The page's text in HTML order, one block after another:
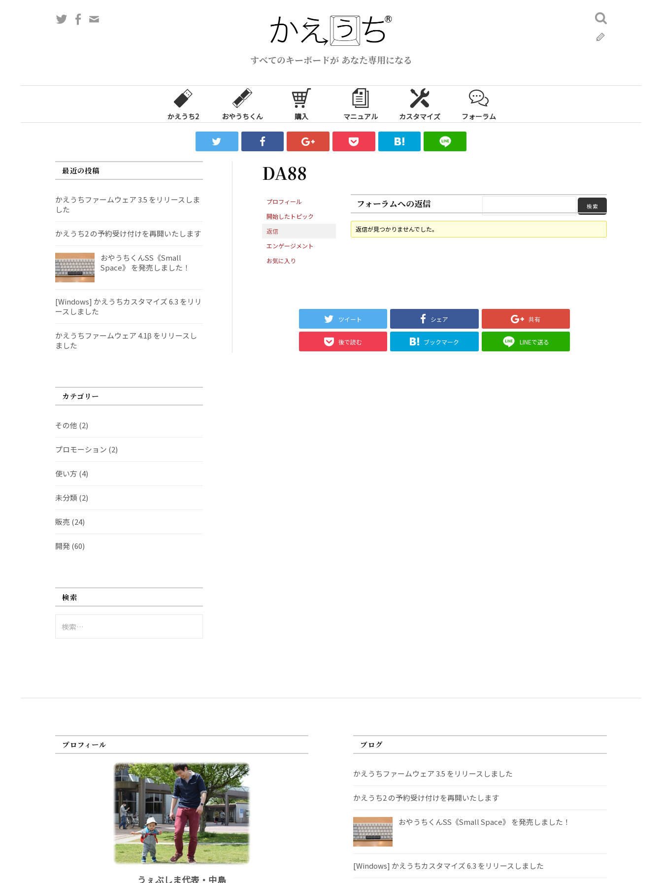
ス
すべてのキーボードが あなた専用になる
TwitterFacebook
検
索:
かえうち2 おやうちくん 購入 マニュアル カスタマイズ フォーラム
DA88
プロフィール
開始したトピック
返信
エンゲージメント
お気に入り
フォーラムへの返信
返信が見つかりませんでした。
ツイート シェア 共有
後で読む ブックマーク LINEで送る
最近の投稿
かえうちファームウェア 3.5 をリリースしま
した
かえうち2 の予約受け付けを再開いたします
おやうちくんSS《Small
Space》 を発売しました！
[Windows] かえうちカスタマイズ 6.3 をリリ
ースしました
かえうちファームウェア 4.1β をリリースし
ました
カテゴリー
その他 (2)
プロモーション (2)
使い方 (4)
未分類 (2)
販売 (24)
開発(60)
検索
索:
プロフィール
うぇぶしま代表・中島
ブログ
かえうちファームウェア 3.5 をリリースしました
かえうち2 の予約受け付けを再開いたします
おやうちくんSS《Small Space》 を発売しました！
[Windows] かえうちカスタマイズ 6.3 をリリースしました